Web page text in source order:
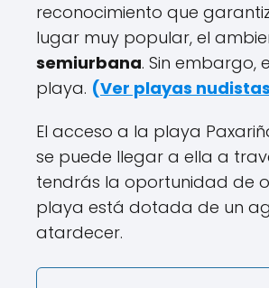
reconocimiento que
lugar muy popular, el
semiurbana. Sin embargo,
playa. (Ver playas nudistas
El acceso a la playa
se puede llegar a ella a
tendrás la oportunidad de
playa está dotada de un
atardecer.